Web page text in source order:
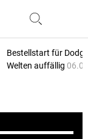
Bestellstart für
Welten auffällig